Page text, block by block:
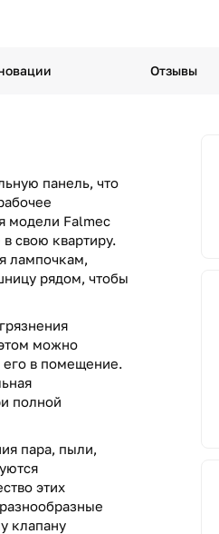
Отзывы
панель, что
модели Falmec
свою квартиру.
лампочкам,
рядом, чтобы
можно
его в помещение.
полной
пара, пыли,
этих
клапану